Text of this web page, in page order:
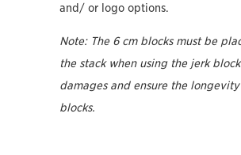
and/ or logo options.
Note: The 6 cm blocks must be
the stack when using the jerk
damages and ensure the
blocks.